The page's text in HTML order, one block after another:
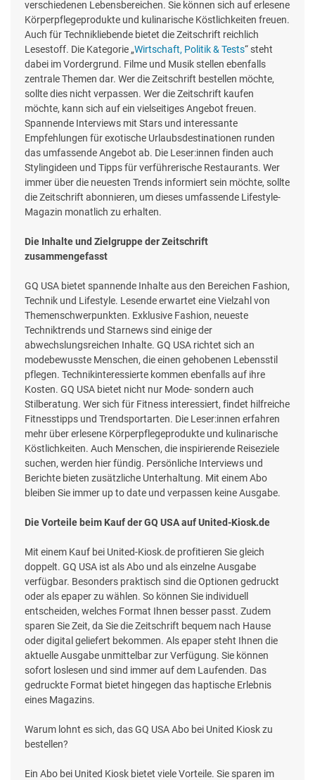
verschiedenen Lebensbereichen. Sie können sich auf erlesene
Körperpflegeprodukte und kulinarische Köstlichkeiten freuen.
Auch für Technikliebende bietet die Zeitschrift reichlich
Lesestoff. Die Kategorie „Wirtschaft, Politik & Tests“ steht
dabei im Vordergrund. Filme und Musik stellen ebenfalls
zentrale Themen dar. Wer die Zeitschrift bestellen möchte,
sollte dies nicht verpassen. Wer die Zeitschrift kaufen
möchte, kann sich auf ein vielseitiges Angebot freuen.
Spannende Interviews mit Stars und interessante
Empfehlungen für exotische Urlaubsdestinationen runden
das umfassende Angebot ab. Die Leser:innen finden auch
Stylingideen und Tipps für verführerische Restaurants. Wer
immer über die neuesten Trends informiert sein möchte, sollte
die Zeitschrift abonnieren, um dieses umfassende Lifestyle-
Magazin monatlich zu erhalten.
Die Inhalte und Zielgruppe der Zeitschrift
zusammengefasst
GQ USA bietet spannende Inhalte aus den Bereichen Fashion,
Technik und Lifestyle. Lesende erwartet eine Vielzahl von
Themenschwerpunkten. Exklusive Fashion, neueste
Techniktrends und Starnews sind einige der
abwechslungsreichen Inhalte. GQ USA richtet sich an
modebewusste Menschen, die einen gehobenen Lebensstil
pflegen. Technikinteressierte kommen ebenfalls auf ihre
Kosten. GQ USA bietet nicht nur Mode- sondern auch
Stilberatung. Wer sich für Fitness interessiert, findet hilfreiche
Fitnesstipps und Trendsportarten. Die Leser:innen erfahren
mehr über erlesene Körperpflegeprodukte und kulinarische
Köstlichkeiten. Auch Menschen, die inspirierende Reiseziele
suchen, werden hier fündig. Persönliche Interviews und
Berichte bieten zusätzliche Unterhaltung. Mit einem Abo
bleiben Sie immer up to date und verpassen keine Ausgabe.
Die Vorteile beim Kauf der GQ USA auf United-Kiosk.de
Mit einem Kauf bei United-Kiosk.de profitieren Sie gleich
doppelt. GQ USA ist als Abo und als einzelne Ausgabe
verfügbar. Besonders praktisch sind die Optionen gedruckt
oder als epaper zu wählen. So können Sie individuell
entscheiden, welches Format Ihnen besser passt. Zudem
sparen Sie Zeit, da Sie die Zeitschrift bequem nach Hause
oder digital geliefert bekommen. Als epaper steht Ihnen die
aktuelle Ausgabe unmittelbar zur Verfügung. Sie können
sofort loslesen und sind immer auf dem Laufenden. Das
gedruckte Format bietet hingegen das haptische Erlebnis
eines Magazins.
Warum lohnt es sich, das GQ USA Abo bei United Kiosk zu
bestellen?
Ein Abo bei United Kiosk bietet viele Vorteile. Sie sparen im